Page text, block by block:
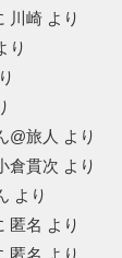
川崎より
り
@旅人 より
倉貫次 より
より
匿名 より